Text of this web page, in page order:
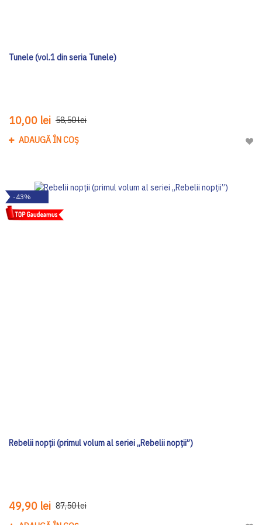
Tunele (vol.1 din seria Tunele)
10,00 lei 58,50 lei
ADAUGĂ ÎN COȘ
-43%
Rebelii nopții (primul volum al seriei „Rebelii nopții”)
49,90 lei 87,50 lei